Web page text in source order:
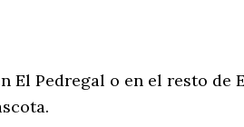
El Pedregal o en el resto